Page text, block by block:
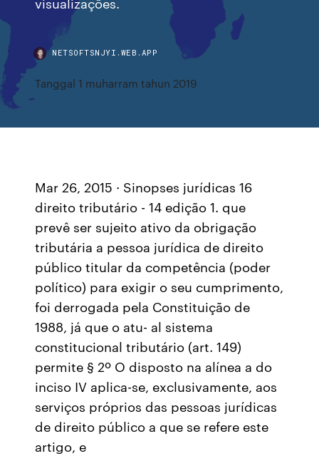
NETSOFTSNJYI.WEB.APP
Tanggal 1 muharram tahun 2019
Mar 26, 2015 · Sinopses jurídicas 16
direito tributário - 14 edição 1. que
prevê ser sujeito ativo da obrigação
tributária a pessoa jurídica de direito
público titular da competência (poder
político) para exigir o seu cumprimento,
foi derrogada pela Constituição de
1988, já que o atu- al sistema
constitucional tributário (art. 149)
permite § 2º O disposto na alínea a do
inciso IV aplica-se, exclusivamente, aos
serviços próprios das pessoas jurídicas
de direito público a que se refere este
artigo, e